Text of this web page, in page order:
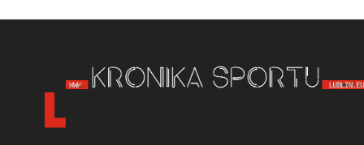
treści